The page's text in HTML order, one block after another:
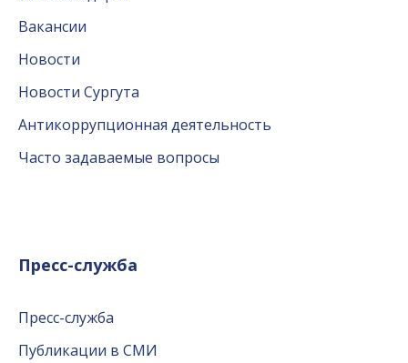
Вакансии
Новости
Новости Сургута
Антикоррупционная деятельность
Часто задаваемые вопросы
Пресс-служба
Пресс-служба
Публикации в СМИ